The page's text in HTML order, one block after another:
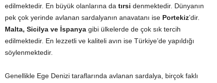
edilmektedir. En büyük olanlarına da tırsi denmektedir. Dünyanın
pek çok yerinde avlanan sardalyanın anavatanı ise Portekiz’dir.
Malta, Sicilya ve İspanya gibi ülkelerde de çok sık tercih
edilmektedir. En lezzetli ve kaliteli avın ise Türkiye’de yapıldığı
söylenmektedir.
Genellikle Ege Denizi taraflarında avlanan sardalya, birçok faklı